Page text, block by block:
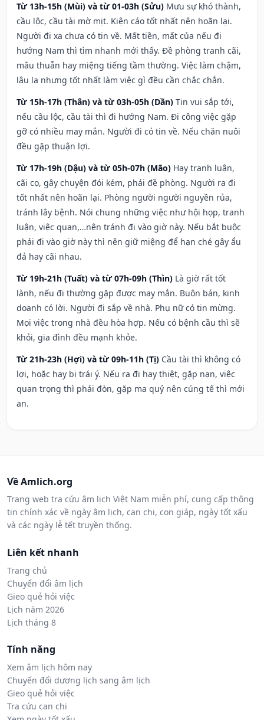
Từ 13h-15h (Mùi) và từ 01-03h (Sửu) Mưu sự khó thành,
cầu lộc, cầu tài mờ mịt. Kiện cáo tốt nhất nên hoãn lại.
Người đi xa chưa có tin về. Mất tiền, mất của nếu đi
hướng Nam thì tìm nhanh mới thấy. Đề phòng tranh cãi,
mâu thuẫn hay miệng tiếng tầm thường. Việc làm chậm,
lâu la nhưng tốt nhất làm việc gì đều cần chắc chắn.
Từ 15h-17h (Thân) và từ 03h-05h (Dần) Tin vui sắp tới,
nếu cầu lộc, cầu tài thì đi hướng Nam. Đi công việc gặp
gỡ có nhiều may mắn. Người đi có tin về. Nếu chăn nuôi
đều gặp thuận lợi.
Từ 17h-19h (Dậu) và từ 05h-07h (Mão) Hay tranh luận,
cãi cọ, gây chuyện đói kém, phải đề phòng. Người ra đi
tốt nhất nên hoãn lại. Phòng người người nguyền rủa,
tránh lây bệnh. Nói chung những việc như hội họp, tranh
luận, việc quan,…nên tránh đi vào giờ này. Nếu bắt buộc
phải đi vào giờ này thì nên giữ miệng để hạn ché gây ẩu
đả hay cãi nhau.
Từ 19h-21h (Tuất) và từ 07h-09h (Thìn) Là giờ rất tốt
lành, nếu đi thường gặp được may mắn. Buôn bán, kinh
doanh có lời. Người đi sắp về nhà. Phụ nữ có tin mừng.
Mọi việc trong nhà đều hòa hợp. Nếu có bệnh cầu thì sẽ
khỏi, gia đình đều mạnh khỏe.
Từ 21h-23h (Hợi) và từ 09h-11h (Tị) Cầu tài thì không có
lợi, hoặc hay bị trái ý. Nếu ra đi hay thiệt, gặp nạn, việc
quan trọng thì phải đòn, gặp ma quỷ nên cúng tế thì mới
an.
Về Amlich.org
Trang web tra cứu âm lịch Việt Nam miễn phí, cung cấp thông
tin chính xác về ngày âm lịch, can chi, con giáp, ngày tốt xấu
và các ngày lễ tết truyền thống.
Liên kết nhanh
Trang chủ
Chuyển đổi âm lịch
Gieo quẻ hỏi việc
Lịch năm 2026
Lịch tháng 8
Tính năng
Xem âm lịch hôm nay
Chuyển đổi dương lịch sang âm lịch
Gieo quẻ hỏi việc
Tra cứu can chi